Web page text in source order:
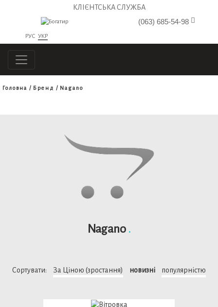
КЛІЄНТСЬКА СЛУЖБА
(063) 685-54-98
РУС УКР
Головна Бренд Nagano
Nagano .
Сортувати: За Ціною (зростання) новизні популярністю